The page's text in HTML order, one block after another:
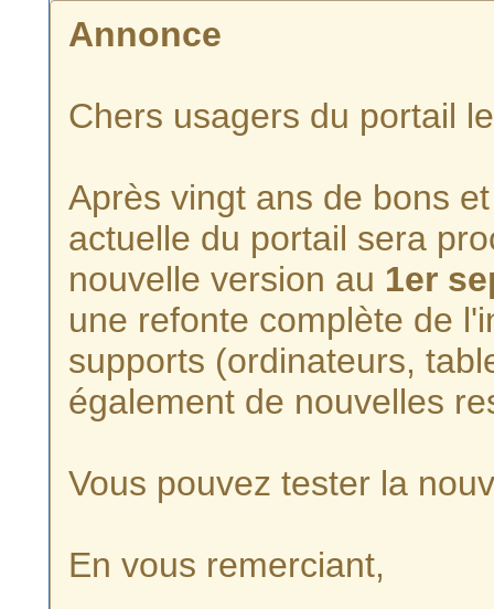
Annonce
Chers usagers du portail
Après vingt ans de bons
actuelle du portail sera
nouvelle version au 1er
une refonte complète de
supports (ordinateurs,
également de nouvelles
Vous pouvez tester la
En vous remerciant,